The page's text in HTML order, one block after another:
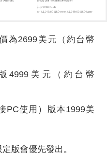
為2699美元（約台幣
4999美元（約台幣
PC使用）版本1999美
版會優先發出。